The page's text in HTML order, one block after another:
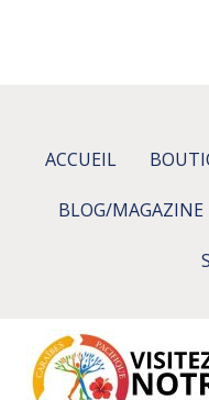
ACCUEIL
BLOG/MAGAZINE